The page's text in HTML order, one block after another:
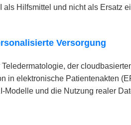
Hilfsmittel und nicht als Ersatz
Versorgung
der
in elektronische Patientenakten
und die Nutzung realer